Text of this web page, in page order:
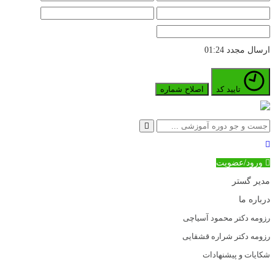
ارسال مجدد 01:24
اصلاح شماره
ورود/عضویت
مدیر گستر
درباره ما
رزومه دکتر محمود آسیاچی
رزومه دکتر شراره قشقایی
شکایات و پیشنهادات